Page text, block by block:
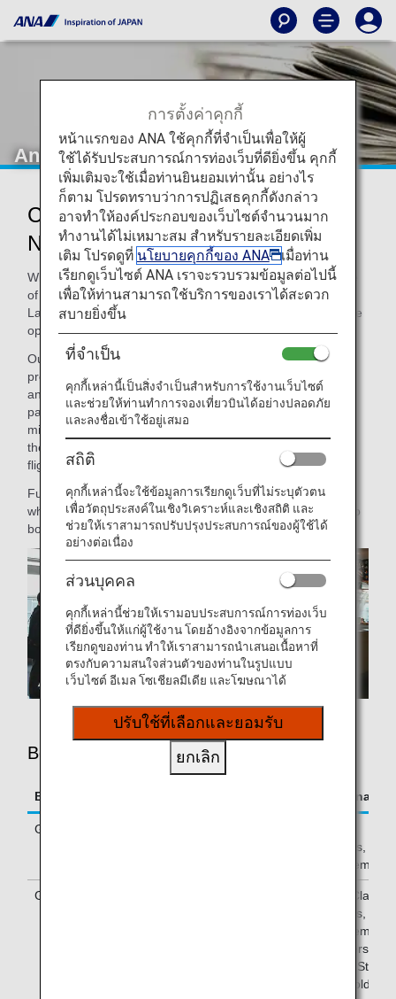
Announcements
Changes to Boarding Order (from
November 15, 2021)
With the aim of providing our customers with greater peace
of mind on flights, we collaborated with the Nishinari
Laboratory at Tokyo University to carry out research into the
optimum boarding process.
Our findings revealed that we can make the boarding
process smoother while preventing crowding in the aisles
and other areas of the cabin, by having window seat
passengers board the aircraft first, followed by those in
middle seats and then those in aisle seats. We have
therefore decided to introduce this boarding order for our
flights.
Furthermore, we will resume our Priority Boarding Service
which was temporarily suspended, and invite passengers to
board the aircraft in the order shown below.
Boarding Order
Boarding Order International
Group1
passengers,
Service Members
Group2
Business Class
passengers,
Service
Super Flyers
Members, Star
Alliance Gold
การตั้งค่าคุกกี้
หน้าแรกของ ANA ใช้คุกกี้ที่จำเป็นเพื่อให้ผู้
ใช้ได้รับประสบการณ์การท่องเว็บที่ดียิ่งขึ้น คุกกี้
เพิ่มเติมจะใช้เมื่อท่านยินยอมเท่านั้น อย่างไร
ก็ตาม โปรดทราบว่าการปฏิเสธคุกกี้ดังกล่าว
อาจทำให้องค์ประกอบของเว็บไซต์จำนวนมาก
ทำงานได้ไม่เหมาะสม สำหรับรายละเอียดเพิ่ม
เติม โปรดดูที่ นโยบายคุกกี้ของ ANA
เมื่อท่าน
เรียกดูเว็บไซต์ ANA เราจะรวบรวมข้อมูลต่อไปนี้
เพื่อให้ท่านสามารถใช้บริการของเราได้สะดวก
สบายยิ่งขึ้น
ที่จำเป็น
คุกกี้เหล่านี้เป็นสิ่งจำเป็นสำหรับการใช้งานเว็บไซต์
และช่วยให้ท่านทำการจองเที่ยวบินได้อย่างปลอดภัย
และลงชื่อเข้าใช้อยู่เสมอ
สถิติ
คุกกี้เหล่านี้จะใช้ข้อมูลการเรียกดูเว็บที่ไม่ระบุตัวตน
เพื่อวัตถุประสงค์ในเชิงวิเคราะห์และเชิงสถิติ และ
ช่วยให้เราสามารถปรับปรุงประสบการณ์ของผู้ใช้ได้
อย่างต่อเนื่อง
ส่วนบุคคล
คุกกี้เหล่านี้ช่วยให้เรามอบประสบการณ์การท่องเว็บ
ที่ดียิ่งขึ้นให้แก่ผู้ใช้งาน โดยอ้างอิงจากข้อมูลการ
เรียกดูของท่าน ทำให้เราสามารถนำเสนอเนื้อหาที่
ตรงกับความสนใจส่วนตัวของท่านในรูปแบบ
เว็บไซต์ อีเมล โซเชียลมีเดีย และโฆษณาได้
ปรับใช้ที่เลือกและยอมรับ
ยกเลิก